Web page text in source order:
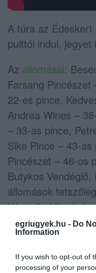
egriugyek.hu - Do
Information
If you wish to opt-out of
processing of your
A túra az
pulttól indul,
Az állomásai:
Farsang
22-es pince,
Andrea Wines –
– 33-as pince,
Sike Pince – 43-
Pincészet – 46-os
Butykos
állomások
látogathatók, de
További
olvashatók.